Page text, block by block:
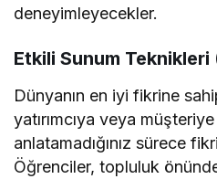
deneyimleyecekler.
Etkili Sunum
Dünyanın en iyi fikrine
yatırımcıya veya
anlatamadığınız sürece
Öğrenciler, topluluk